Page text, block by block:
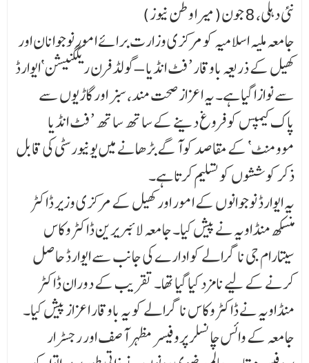
نئی دہلی، 8 جون(میرا وطن نیوز)
جامعہ ملیہ اسلامیہ کو مرکزی وزارت برائے امور نوجوانان اور
کھیل کے ذریعہ باوقار ’فٹ انڈیا – گولڈ فرن ریکگنیشن‘ایوارڈ
سے نوازا گیا ہے۔ یہ اعزاز صحت مند، سبز اور گاڑیوں سے
پاک کیمپس کو فروغ دینے کے ساتھ ساتھ ’فٹ انڈیا
موومنٹ‘ کے مقاصد کو آگے بڑھانے میں یونیورسٹی کی قابل
ذکر کوششوں کو تسلیم کرتا ہے۔
یہ ایوارڈ نوجوانوں کے امور اور کھیل کے مرکزی وزیر ڈاکٹر
منسکھ منڈاویہ نے پیش کیا۔ جامعہ لائبریر ین ڈاکٹر وکاس
سیتارام جی ناگرالے کو ادارے کی جانب سے ایوارڈ حاصل
کرنے کے لیے نامزد کیا گیا تھا۔ تقریب کے دوران ڈاکٹر
منڈاویہ نے ڈاکٹر وکاس ناگرالے کو یہ باوقار اعزاز پیش کیا۔
جامعہ کے وائس چانسلر پروفیسر مظہر آصف اور رجسٹرار